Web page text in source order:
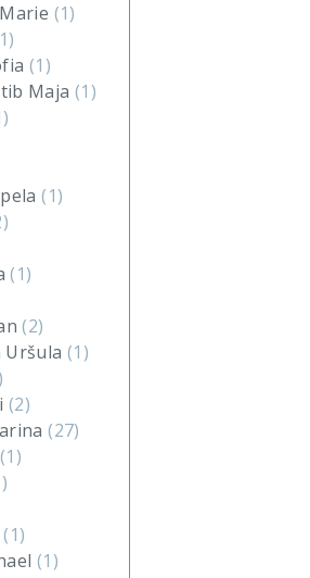
(1)
(1)
Maja (1)
(1)
(1)
(2)
Uršula (1)
(2)
(27)
(1)
(1)
(1)